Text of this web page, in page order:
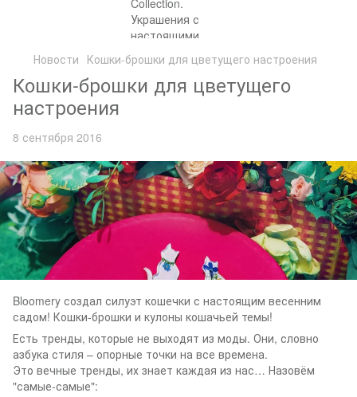
Новости Кошки-брошки для цветущего настроения
Кошки-брошки для цветущего
настроения
8 сентября 2016
Bloomery создал силуэт кошечки с настоящим весенним
садом! Кошки-брошки и кулоны кошачьей темы!
Есть тренды, которые не выходят из моды. Они, словно
азбука стиля – опорные точки на все времена.
Это вечные тренды, их знает каждая из нас… Назовём
"самые-самые":